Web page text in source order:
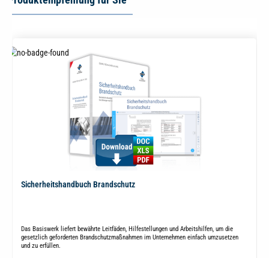
Sicherheitshandbuch Brandschutz
Das Basiswerk liefert bewährte Leitfäden, Hilfestellungen und Arbeitshilfen, um die
gesetzlich geforderten Brandschutzmaßnahmen im Unternehmen einfach umzusetzen
und zu erfüllen.